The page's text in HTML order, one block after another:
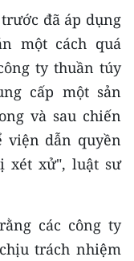
đã áp dụng
một cách quá
ty thuần túy
cấp một sản
và sau chiến
viện dẫn quyền
xét xử", luật sư
các công ty
trách nhiệm